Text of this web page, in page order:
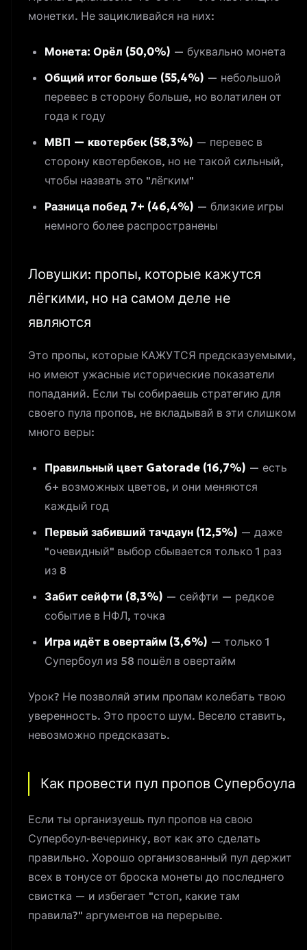
монетки. Не зацикливайся на них:
Монета: Орёл (50,0%) — буквально монета
Общий итог больше (55,4%) — небольшой
перевес в сторону больше, но волатилен от
года к году
МВП — квотербек (58,3%) — перевес в
сторону квотербеков, но не такой сильный,
чтобы назвать это "лёгким"
Разница побед 7+ (46,4%) — близкие игры
немного более распространены
Ловушки: пропы, которые кажутся
лёгкими, но на самом деле не
являются
Это пропы, которые КАЖУТСЯ предсказуемыми,
но имеют ужасные исторические показатели
попаданий. Если ты собираешь стратегию для
своего пула пропов, не вкладывай в эти слишком
много веры:
Правильный цвет Gatorade (16,7%) — есть
6+ возможных цветов, и они меняются
каждый год
Первый забивший тачдаун (12,5%) — даже
"очевидный" выбор сбывается только 1 раз
из 8
Забит сейфти (8,3%) — сейфти — редкое
событие в НФЛ, точка
Игра идёт в овертайм (3,6%) — только 1
Супербоул из 58 пошёл в овертайм
Урок? Не позволяй этим пропам колебать твою
уверенность. Это просто шум. Весело ставить,
невозможно предсказать.
Как провести пул пропов Супербоула
Если ты организуешь пул пропов на свою
Супербоул-вечеринку, вот как это сделать
правильно. Хорошо организованный пул держит
всех в тонусе от броска монеты до последнего
свистка — и избегает "стоп, какие там
правила?" аргументов на перерыве.